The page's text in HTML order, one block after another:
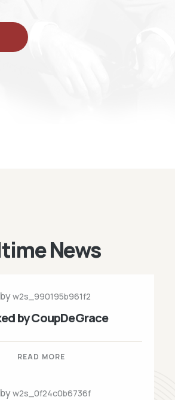
News
byw2s_990195b961f2
by CoupDeGrace
READ MORE
byw2s_0f24c0b6736f